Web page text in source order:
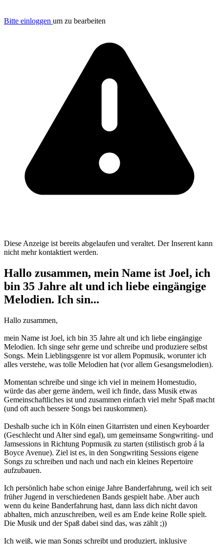
Bitte einloggen um zu bearbeiten
Diese Anzeige ist bereits abgelaufen und veraltet. Der Inserent kann
nicht mehr kontaktiert werden.
Hallo zusammen, mein Name ist Joel, ich
bin 35 Jahre alt und ich liebe eingängige
Melodien. Ich sin...
Hallo zusammen,
mein Name ist Joel, ich bin 35 Jahre alt und ich liebe eingängige
Melodien. Ich singe sehr gerne und schreibe und produziere selbst
Songs. Mein Lieblingsgenre ist vor allem Popmusik, worunter ich
alles verstehe, was tolle Melodien hat (vor allem Gesangsmelodien).
Momentan schreibe und singe ich viel in meinem Homestudio,
würde das aber gerne ändern, weil ich finde, dass Musik etwas
Gemeinschaftliches ist und zusammen einfach viel mehr Spaß macht
(und oft auch bessere Songs bei rauskommen).
Deshalb suche ich in Köln einen Gitarristen und einen Keyboarder
(Geschlecht und Alter sind egal), um gemeinsame Songwriting- und
Jamsessions in Richtung Popmusik zu starten (stilistisch grob á la
Boyce Avenue). Ziel ist es, in den Songwriting Sessions eigene
Songs zu schreiben und nach und nach ein kleines Repertoire
aufzubauen.
Ich persönlich habe schon einige Jahre Banderfahrung, weil ich seit
früher Jugend in verschiedenen Bands gespielt habe. Aber auch
wenn du keine Banderfahrung hast, dann lass dich nicht davon
abhalten, mich anzuschreiben, weil es am Ende keine Rolle spielt.
Die Musik und der Spaß dabei sind das, was zählt ;))
Ich weiß, wie man Songs schreibt und produziert, inklusive